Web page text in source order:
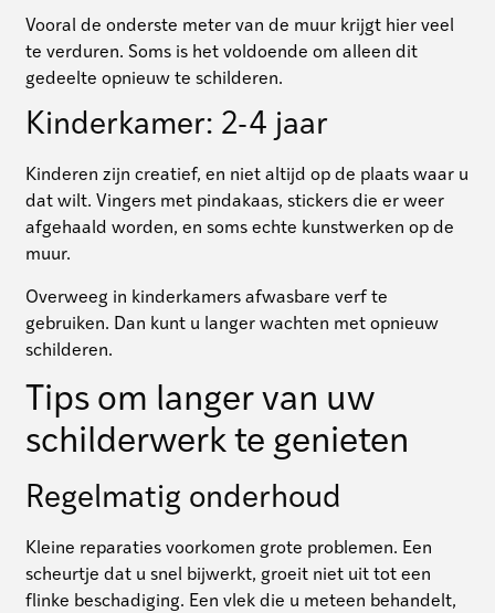
Vooral de onderste meter van de muur krijgt hier veel
te verduren. Soms is het voldoende om alleen dit
gedeelte opnieuw te schilderen.
Kinderkamer: 2-4 jaar
Kinderen zijn creatief, en niet altijd op de plaats waar u
dat wilt. Vingers met pindakaas, stickers die er weer
afgehaald worden, en soms echte kunstwerken op de
muur.
Overweeg in kinderkamers afwasbare verf te
gebruiken. Dan kunt u langer wachten met opnieuw
schilderen.
Tips om langer van uw
schilderwerk te genieten
Regelmatig onderhoud
Kleine reparaties voorkomen grote problemen. Een
scheurtje dat u snel bijwerkt, groeit niet uit tot een
flinke beschadiging. Een vlek die u meteen behandelt,